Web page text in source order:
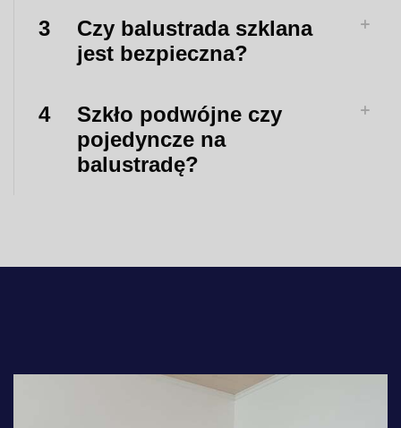
3
Czy balustrada szklana
jest bezpieczna?
4
Szkło podwójne czy
pojedyncze na
balustradę?